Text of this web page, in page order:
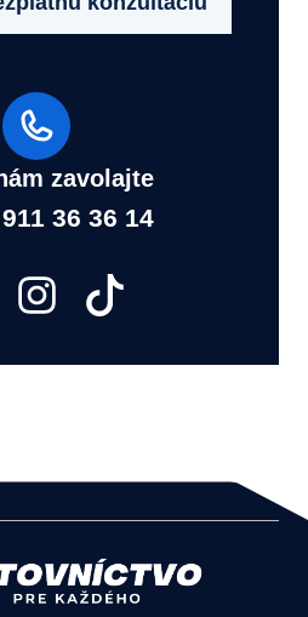
zavolajte
36 36 14